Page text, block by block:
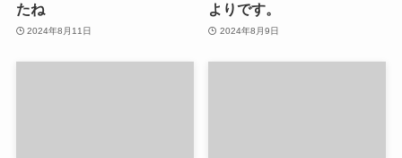
たね
2024年8月11日
よりです。
2024年8月9日